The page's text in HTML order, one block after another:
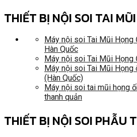
THIẾT BỊ NỘI SOI TAI
Máy nội soi Tai Mũi Họng
Hàn Quốc
Máy nội soi Tai Mũi Họng
Máy nội soi Tai Mũi Họng
(Hàn Quốc)
Máy nội soi tai mũi họng
thanh quản
THIẾT BỊ NỘI SOI PHẪU